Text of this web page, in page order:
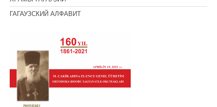
ГАГАУЗСКИЙ АЛФАВИТ